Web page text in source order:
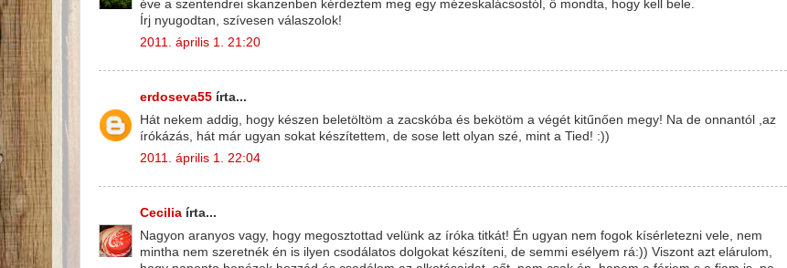
éve a szentendrei skanzenben kérdeztem meg egy mézeskalácsostól, ő mondta, hogy kell bele.
Írj nyugodtan, szívesen válaszolok!
2011. április 1. 21:20
erdoseva55 írta...
Hát nekem addig, hogy készen beletöltöm a zacskóba és bekötöm a végét kitűnően megy! Na de onnantól ,az
írókázás, hát már ugyan sokat készítettem, de sose lett olyan szé, mint a Tied! :))
2011. április 1. 22:04
Cecilia írta...
Nagyon aranyos vagy, hogy megosztottad velünk az íróka titkát! Én ugyan nem fogok kísérletezni vele, nem
mintha nem szeretnék én is ilyen csodálatos dolgokat készíteni, de semmi esélyem rá:)) Viszont azt elárulom,